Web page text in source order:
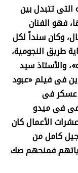
تتبدل بين
فهو الفنان
وكان سنداً لكل
طريق النجومية،
والأستاذ سيد
فى فيلم «عبود
عسكر فى
فى ميدو
الأعمال كان
كامل من
فمنحهم صك